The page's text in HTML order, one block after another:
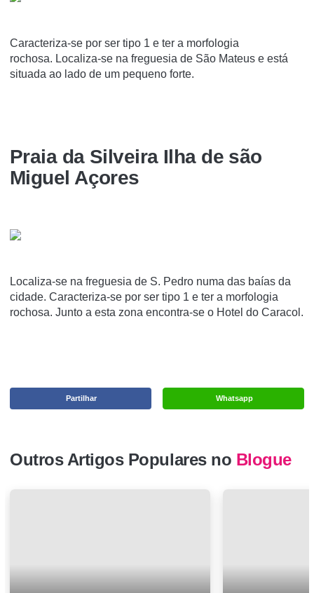
Caracteriza-se por ser tipo 1 e ter a morfologia
rochosa. Localiza-se na freguesia de São Mateus e está
situada ao lado de um pequeno forte.
Praia da Silveira Ilha de são
Miguel Açores
Localiza-se na freguesia de S. Pedro numa das baías da
cidade. Caracteriza-se por ser tipo 1 e ter a morfologia
rochosa. Junto a esta zona encontra-se o Hotel do Caracol.
Whatsapp
Partilhar
Outros Artigos Populares no Blogue